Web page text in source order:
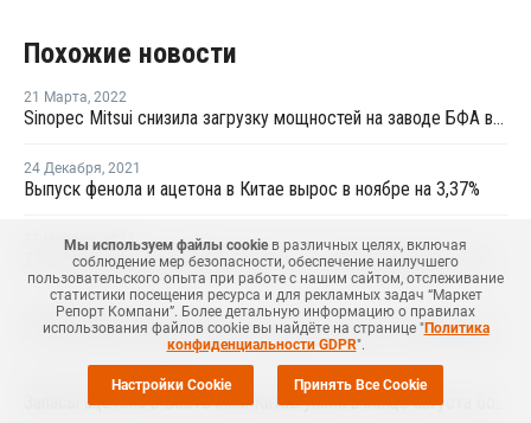
Похожие новости
21 Марта, 2022
Sinopec Mitsui снизила загрузку мощностей на заводе БФА в Китае до 85%
24 Декабря, 2021
Выпуск фенола и ацетона в Китае вырос в ноябре на 3,37%
23 Ноября,2021
07 Сентября ,2021
,2020
Мы используем файлы cookieв различных целях, включая
соблюдение мер безопасности, обеспечение наилучшего
пользовательского опыта при работе с нашим сайтом, отслеживание
статистики посещения ресурса и для рекламных задач “Маркет
Репорт Компани”. Более детальную информацию о правилах
использования файлов cookie вы найдёте на странице "Политика
конфиденциальности GDPR".
Настройки Cookie Принять Все Cookie